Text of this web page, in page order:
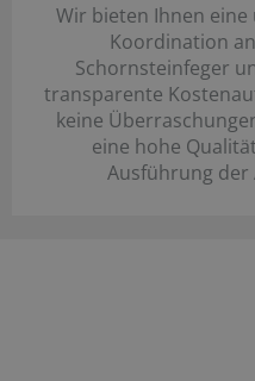
Wir bieten Ihnen eine
Koordination
Schornsteinfeger
transparente
keine
eine hohe
Ausführung der